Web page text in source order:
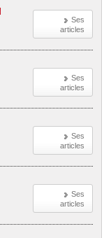
Ses
articles
Ses
articles
Ses
articles
Ses
articles